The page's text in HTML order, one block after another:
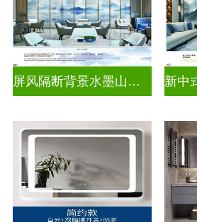
屏风隔断背景水墨山水画玻璃